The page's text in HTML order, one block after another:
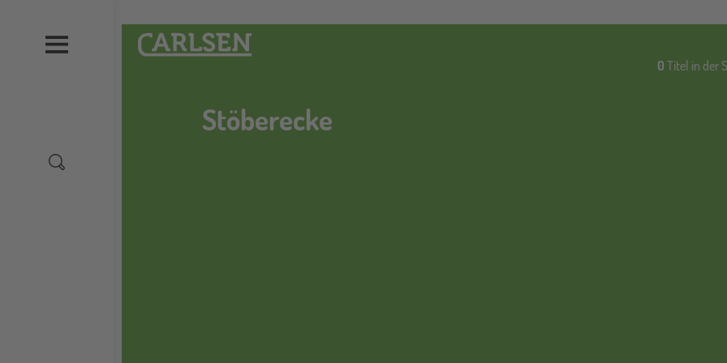
Carlsen
Stöberecke
0 Titel in der